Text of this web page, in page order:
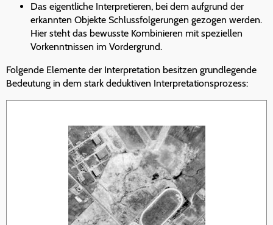
Das eigentliche Interpretieren, bei dem aufgrund der
erkannten Objekte Schlussfolgerungen gezogen werden.
Hier steht das bewusste Kombinieren mit speziellen
Vorkenntnissen im Vordergrund.
Folgende Elemente der Interpretation besitzen grundlegende
Bedeutung in dem stark deduktiven Interpretationsprozess: